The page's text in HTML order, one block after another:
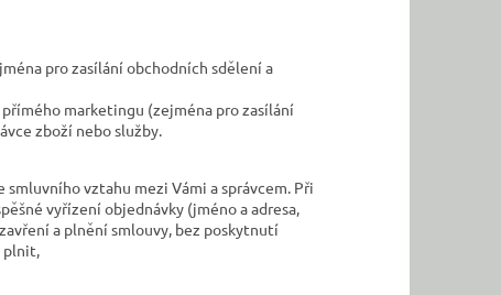
pro zasílání obchodních sdělení a
marketingu (zejména pro zasílání
zboží nebo služby.
vztahu mezi Vámi a správcem. Při
vyřízení objednávky (jméno a adresa,
a plnění smlouvy, bez poskytnutí
plnit,